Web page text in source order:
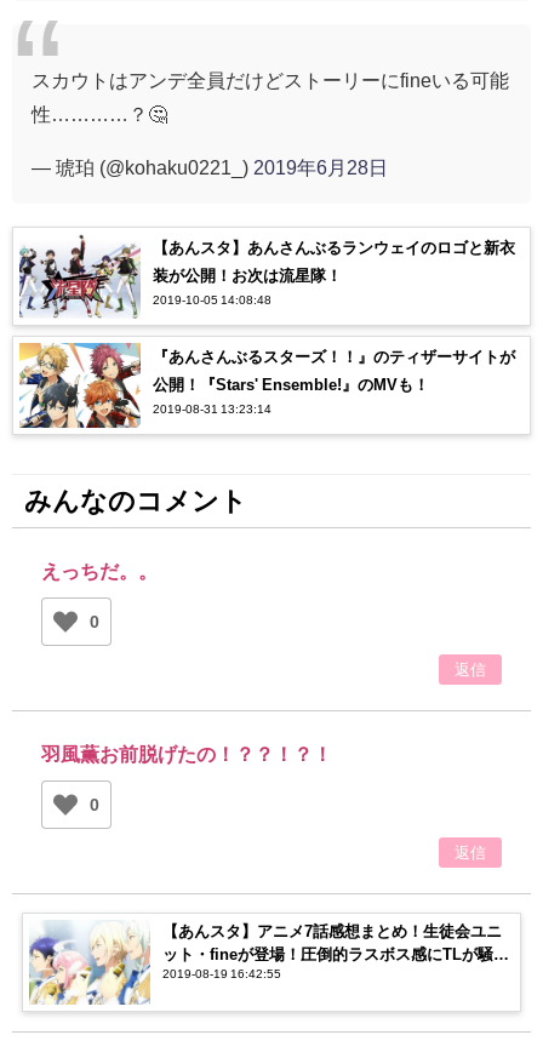
スカウトはアンデ全員だけどストーリーにfineいる可能
性…………？🤔
— 琥珀 (@kohaku0221_) 2019年6月28日
【あんスタ】あんさんぶるランウェイのロゴと新衣
装が公開！お次は流星隊！
2019-10-05 14:08:48
『あんさんぶるスターズ！！』のティザーサイトが
公開！『Stars' Ensemble!』のMVも！
2019-08-31 13:23:14
みんなのコメント
えっちだ。。
0
返信
羽風薫お前脱げたの！？？！？！
0
返信
【あんスタ】アニメ7話感想まとめ！生徒会ユニ
ット・fineが登場！圧倒的ラスボス感にTLが騒
然…！
2019-08-19 16:42:55